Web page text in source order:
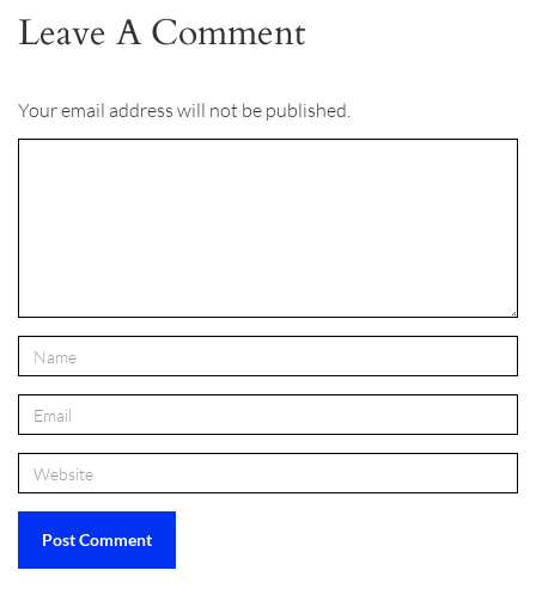
Leave A Comment
Your email address will not be published.